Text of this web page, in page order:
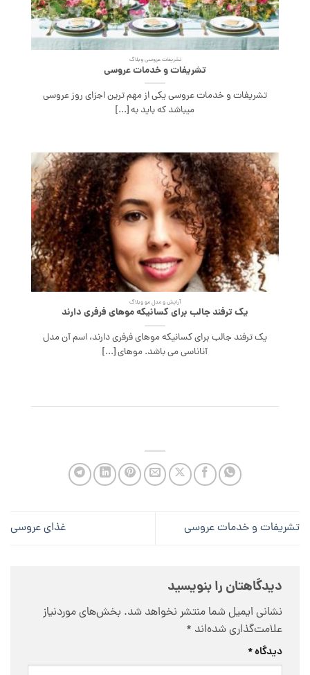
تشریفات عروسی وبلاگ
تشریفات و خدمات عروسی
تشریفات و خدمات عروسی یکی از مهم ترین اجزای روز عروسی
میباشد که باید به [...]
آرایش و مدل مو وبلاگ
یک ترفند جالب برای کسانیکه موهای فرفری دارند
یک ترفند جالب برای کسانیکه موهای فرفری دارند، اسم آن مدل
آناناسی می باشد. موهای [...]
تشریفات و خدمات عروسی غذای عروسی
دیدگاهتان را بنویسید
نشانی ایمیل شما منتشر نخواهد شد. بخش‌های موردنیاز
علامت‌گذاری شده‌اند *
دیدگاه*